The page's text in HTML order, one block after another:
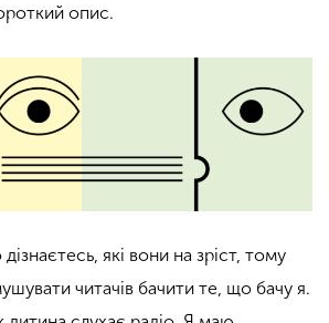
опис.
які вони на зріст, тому
читачів бачити те, що бачу я.